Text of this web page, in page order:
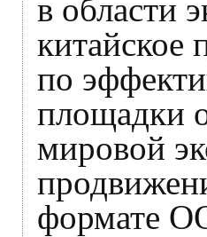
в области
китайское
по
площадки
мировой
формате